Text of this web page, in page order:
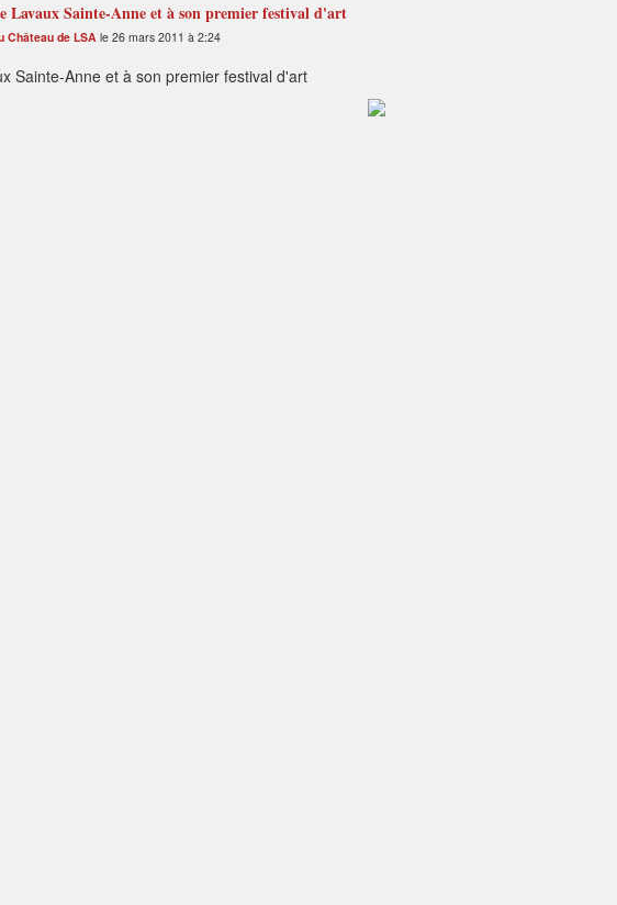
Lavaux Sainte-Anne et à son premier festival d'art
Château de LSAle 26 mars 2011 à 2:24
Sainte-Anne et à son premier festival d'art